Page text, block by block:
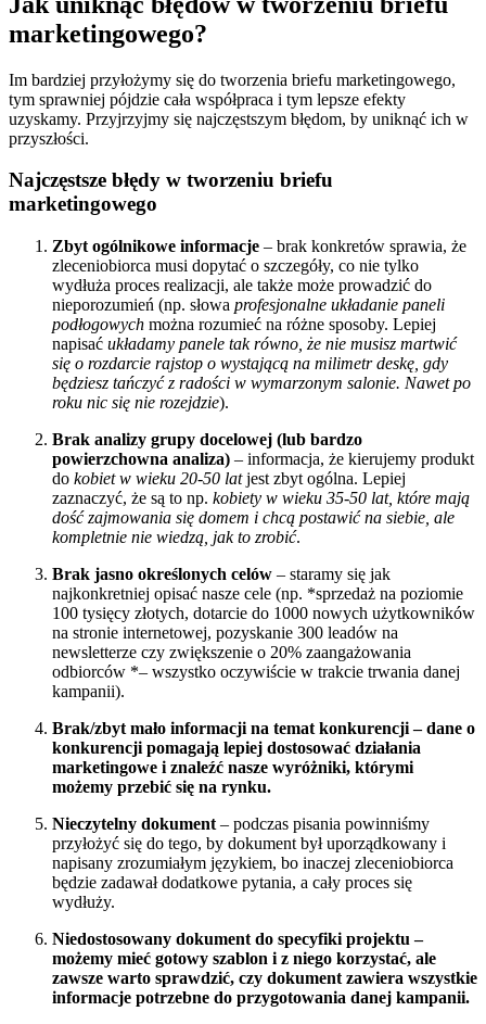
marketingowego?
Im bardziej przyłożymy się do tworzenia briefu marketingowego,
tym sprawniej pójdzie cała współpraca i tym lepsze efekty
uzyskamy. Przyjrzyjmy się najczęstszym błędom, by uniknąć ich w
przyszłości.
Najczęstsze błędy w tworzeniu briefu
marketingowego
Zbyt ogólnikowe informacje – brak konkretów sprawia, że
zleceniobiorca musi dopytać o szczegóły, co nie tylko
wydłuża proces realizacji, ale także może prowadzić do
nieporozumień (np. słowa profesjonalne układanie paneli
podłogowych można rozumieć na różne sposoby. Lepiej
napisać układamy panele tak równo, że nie musisz martwić
się o rozdarcie rajstop o wystającą na milimetr deskę, gdy
będziesz tańczyć z radości w wymarzonym salonie. Nawet po
roku nic się nie rozejdzie).
Brak analizy grupy docelowej (lub bardzo
powierzchowna analiza) – informacja, że kierujemy produkt
do kobiet w wieku 20-50 latjest zbyt ogólna. Lepiej
zaznaczyć, że są to np. kobiety w wieku 35-50 lat, które mają
dość zajmowania się domem i chcą postawić na siebie, ale
kompletnie nie wiedzą, jak to zrobić.
Brak jasno określonych celów – staramy się jak
najkonkretniej opisać nasze cele (np. *sprzedaż na poziomie
100 tysięcy złotych, dotarcie do 1000 nowych użytkowników
na stronie internetowej, pozyskanie 300 leadów na
newsletterze czy zwiększenie o 20% zaangażowania
odbiorców *– wszystko oczywiście w trakcie trwania danej
kampanii).
Brak/zbyt mało informacji na temat konkurencji – dane o
konkurencji pomagają lepiej dostosować działania
marketingowe i znaleźć nasze wyróżniki, którymi
możemy przebić się na rynku.
Nieczytelny dokument – podczas pisania powinniśmy
przyłożyć się do tego, by dokument był uporządkowany i
napisany zrozumiałym językiem, bo inaczej zleceniobiorca
będzie zadawał dodatkowe pytania, a cały proces się
wydłuży.
Niedostosowany dokument do specyfiki projektu –
możemy mieć gotowy szablon i z niego korzystać, ale
zawsze warto sprawdzić, czy dokument zawiera wszystkie
informacje potrzebne do przygotowania danej kampanii.